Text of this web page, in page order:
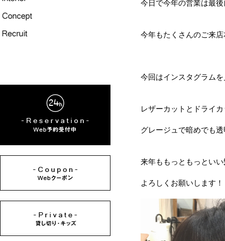
今日で今年の営業は最
今年もたくさんのご来
今回はインスタグラム
レザーカットとドライ
グレージュで暗めでも
来年ももっともっとい
よろしくお願いします！